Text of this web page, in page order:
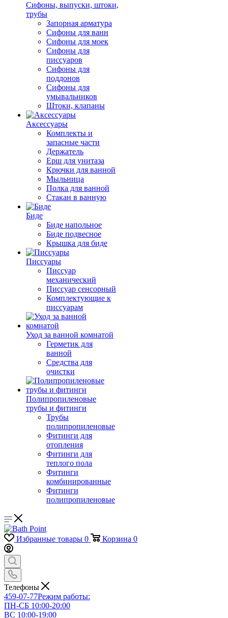
Сифоны, выпуски, штоки,
трубы
Запорная арматура
Сифоны для ванн
Сифоны для моек
Сифоны для
писсуаров
Сифоны для
поддонов
Сифоны для
умывальников
Штоки, клапаны
Аксессуары
Комплекты и
запасные части
Держатель
Ерш для унитаза
Крючки для ванной
Мыльница
Полка для ванной
Стакан в ванную
Биде
Биде напольное
Биде подвесное
Крышка для биде
Писсуары
Писсуар
механический
Писсуар сенсорный
Комплектующие к
писсуарам
Уход за ванной комнатой
Герметик для
ванной
Средства для
очистки
Полипропиленовые
трубы и фитинги
Трубы
полипропиленовые
Фитинги для
отопления
Фитинги для
теплого пола
Фитинги
комбинированные
Фитинги
полипропиленовые
Избранные товары 0 Корзина 0
Телефоны
459-07-77Режим работы:
ПН-СБ 10:00-20:00
ВС 10:00-19:00